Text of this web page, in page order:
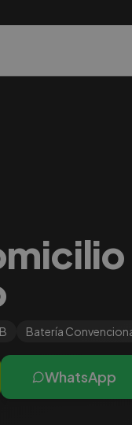
B Batería
WhatsApp